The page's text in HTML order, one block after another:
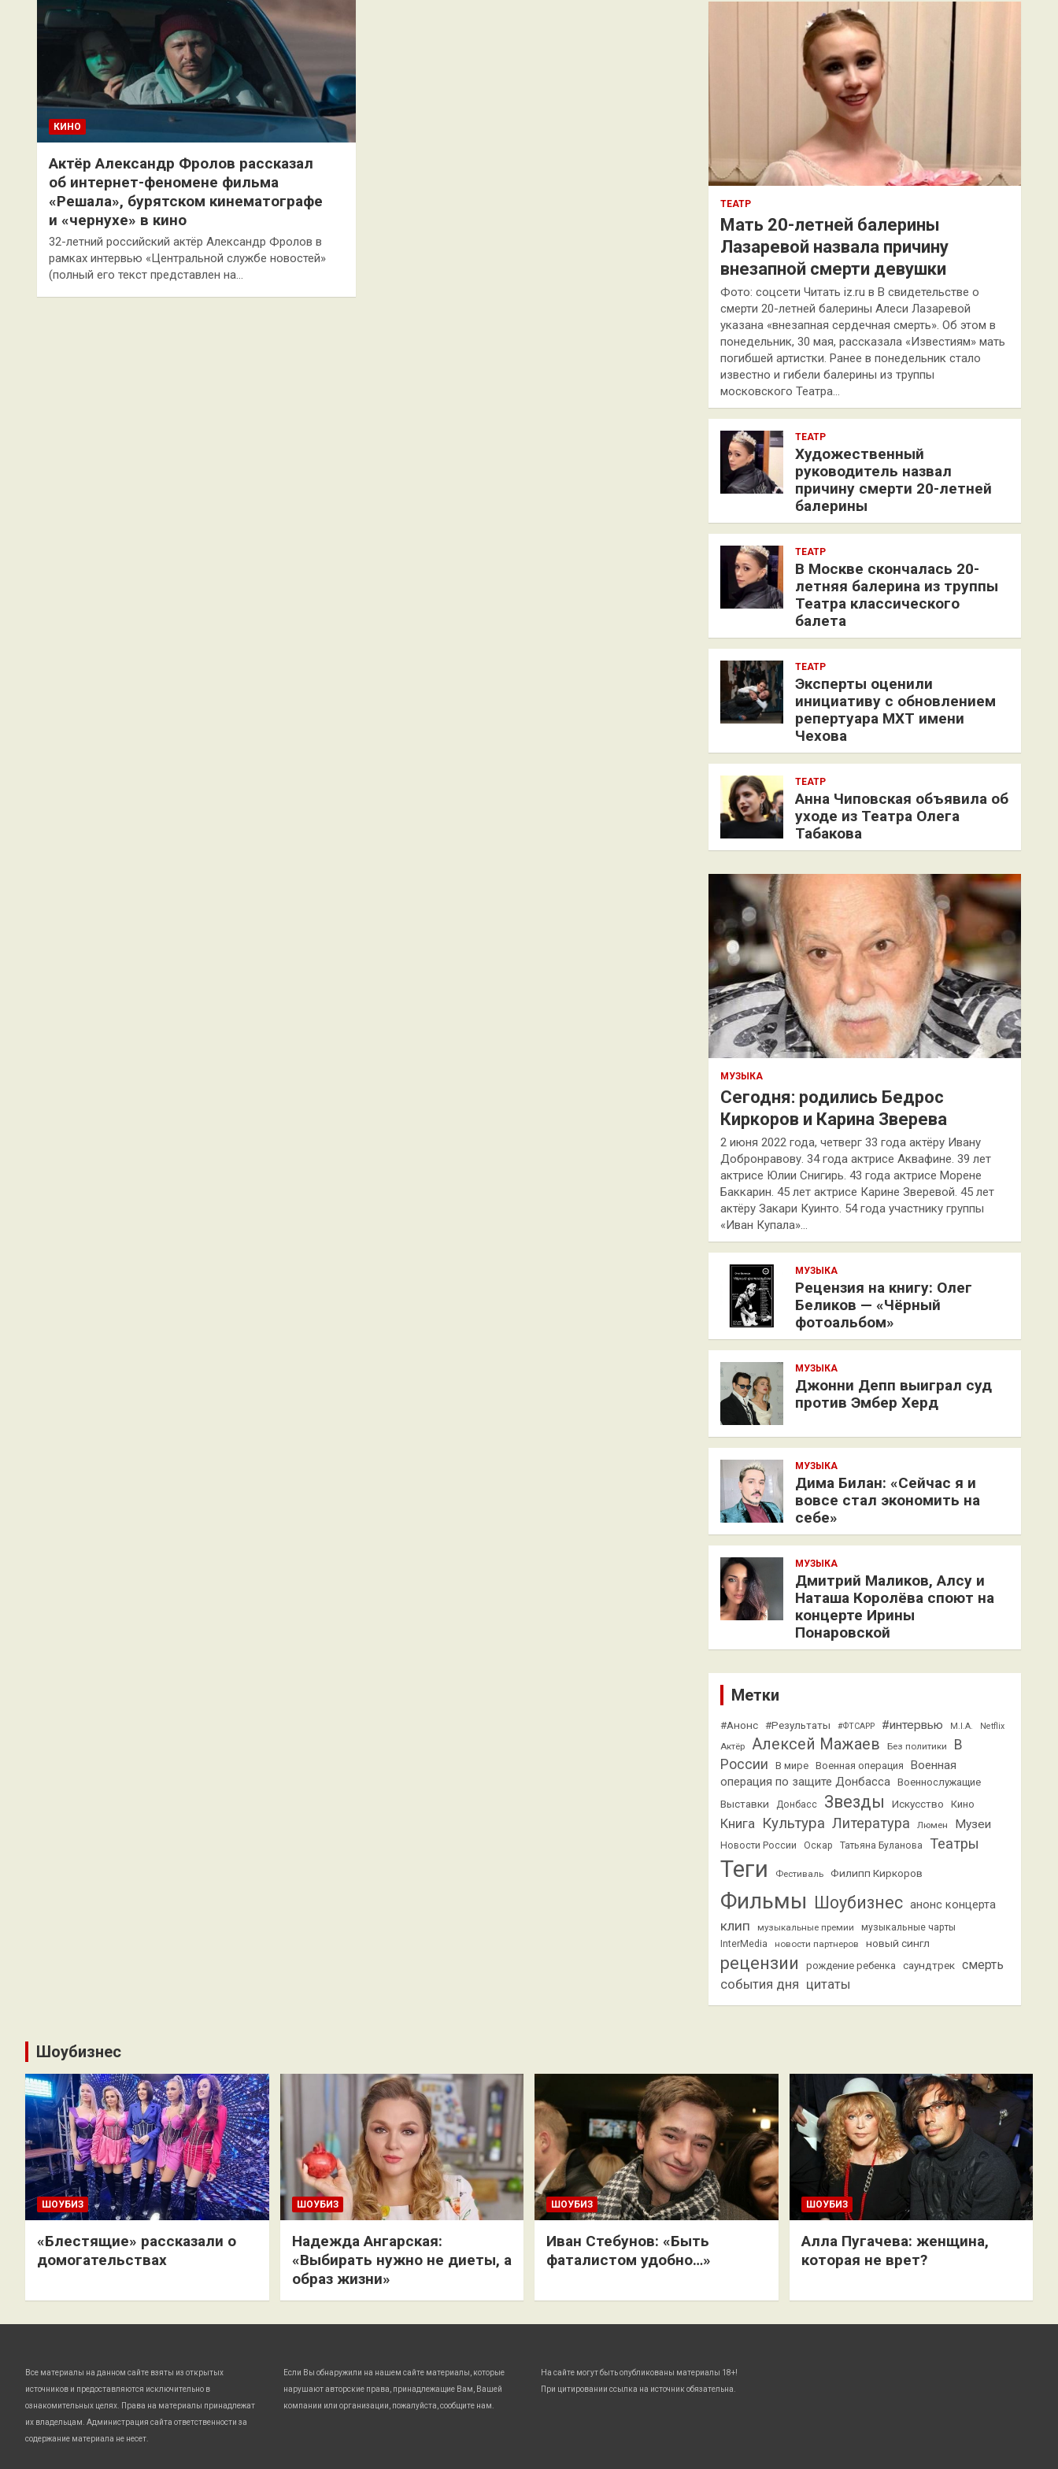
КИНО
Актёр Александр Фролов рассказал
об интернет-феномене фильма
«Решала», бурятском кинематографе
и «чернухе» в кино
32-летний российский актёр Александр Фролов в
рамках интервью «Центральной службе новостей»
(полный его текст представлен на…
к
ТЕАТР
Мать 20-летней балерины
Лазаревой назвала причину
внезапной смерти девушки
Фото: соцсети Читать iz.ru в В свидетельстве о
смерти 20-летней балерины Алеси Лазаревой
указана «внезапная сердечная смерть». Об этом в
понедельник, 30 мая, рассказала «Известиям» мать
погибшей артистки. Ранее в понедельник стало
известно и гибели балерины из труппы
московского Театра…
ТЕАТР
Художественный
руководитель назвал
причину смерти 20-летней
балерины
ТЕАТР
В Москве скончалась 20-
летняя балерина из труппы
Театра классического
балета
ТЕАТР
Эксперты оценили
инициативу с обновлением
репертуара МХТ имени
Чехова
ТЕАТР
Анна Чиповская объявила об
уходе из Театра Олега
Табакова
МУЗЫКА
Сегодня: родились Бедрос
Киркоров и Карина Зверева
2 июня 2022 года, четверг 33 года актёру Ивану
Добронравову. 34 года актрисе Аквафине. 39 лет
актрисе Юлии Снигирь. 43 года актрисе Морене
Баккарин. 45 лет актрисе Карине Зверевой. 45 лет
актёру Закари Куинто. 54 года участнику группы
«Иван Купала»…
МУЗЫКА
Рецензия на книгу: Олег
Беликов — «Чёрный
фотоальбом»
МУЗЫКА
Джонни Депп выиграл суд
против Эмбер Херд
МУЗЫКА
Дима Билан: «Сейчас я и
вовсе стал экономить на
себе»
МУЗЫКА
Дмитрий Маликов, Алсу и
Наташа Королёва споют на
концерте Ирины
Понаровской
Метки
#Анонс #Результаты #ФТСАРР #интервью M.I.A. Netflix
Актёр Алексей Мажаев Без политики
В
России
В мире Военная операция
Военная
операция по защите Донбасса
Военнослужащие
Выставки Донбасс Звезды Искусство Кино
Книга Культура Литература Люмен Музеи
Новости России Оскар Татьяна Буланова Театры
Теги Фестиваль Филипп Киркоров
Фильмы Шоубизнес анонс концерта
клип музыкальные премии
музыкальные чарты
InterMedia
новости партнеров новый сингл
рецензии рождение ребенка саундтрек смерть
события дня цитаты
Шоубизнес
ШОУБИЗ
«Блестящие» рассказали о
домогательствах
ШОУБИЗ
Надежда Ангарская:
«Выбирать нужно не диеты, а
образ жизни»
ШОУБИЗ
Иван Стебунов: «Быть
фаталистом удобно…»
ШОУБИЗ
Алла Пугачева: женщина,
которая не врет?
Все материалы на данном сайте взяты из открытых
источников и предоставляются исключительно в
ознакомительных целях. Права на материалы принадлежат
их владельцам. Администрация сайта ответственности за
содержание материала не несет.
Если Вы обнаружили на нашем сайте материалы, которые
нарушают авторские права, принадлежащие Вам, Вашей
компании или организации, пожалуйста, сообщите нам.
На сайте могут быть опубликованы материалы 18+!
При цитировании ссылка на источник обязательна.